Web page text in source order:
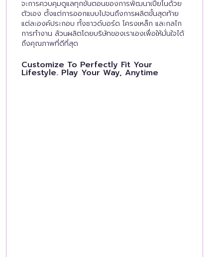
จะการควบคุมดูแลทุกขั้นตอนของการพัฒนาเปียโนด้วย
ตัวเอง ตั้งแต่การออกแบบไปจนถึงการผลิตขั้นสุดท้าย
แต่ละองค์ประกอบ ทั้งซาวด์บอร์ด โครงเหล็ก และกลไก
การทำงาน ล้วนผลิตโดยบริษัทของเราเองเพื่อให้มั่นใจได้
ถึงคุณภาพที่ดีที่สุด
Customize To Perfectly Fit Your
Lifestyle. Play Your Way, Anytime